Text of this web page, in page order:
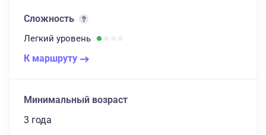
Сложность
Легкий уровень
К маршруту
Минимальный возраст
3 года